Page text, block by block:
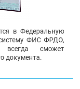
в Федеральную
ФИС ФРДО,
всегда сможет
документа.